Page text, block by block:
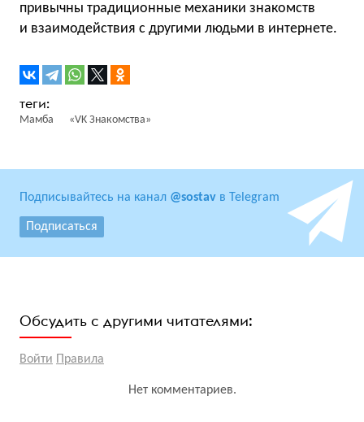
привычны традиционные механики знакомств
и взаимодействия с другими людьми в интернете.
Мамба «VK Знакомства»
Подписывайтесь на канал @sostav в Telegram
Подписаться
Обсудить с другими читателями:
Войти Правила
Нет комментариев.